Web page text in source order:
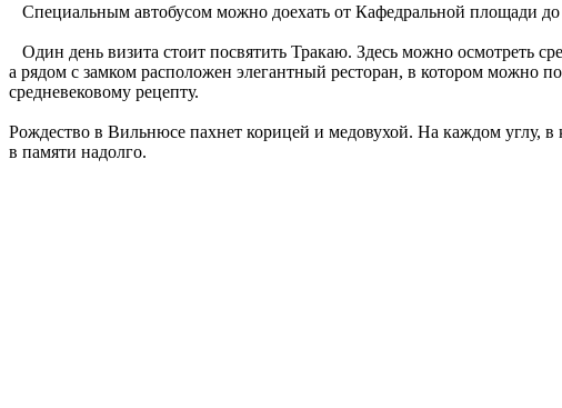
Специальным автобусом можно доехать от Кафедральной площади до
Один день визита стоит посвятить Тракаю. Здесь можно осмотреть
а рядом с замком расположен элегантный ресторан, в котором
средневековому рецепту.
Рождество в Вильнюсе пахнет корицей и медовухой. На каждом углу,
в памяти надолго.